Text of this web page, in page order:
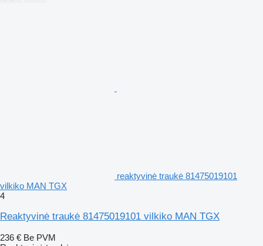
reaktyvinė traukė 81475019101
vilkiko MAN TGX
4
Reaktyvinė traukė 81475019101 vilkiko MAN TGX
236 € Be PVM